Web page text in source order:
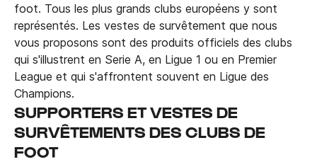
foot. Tous les plus grands clubs européens y sont
représentés. Les vestes de survêtement que nous
vous proposons sont des produits officiels des clubs
qui s'illustrent en Serie A, en Ligue 1 ou en Premier
League et qui s'affrontent souvent en Ligue des
Champions.
SUPPORTERS ET VESTES DE
SURVÊTEMENTS DES CLUBS DE
FOOT